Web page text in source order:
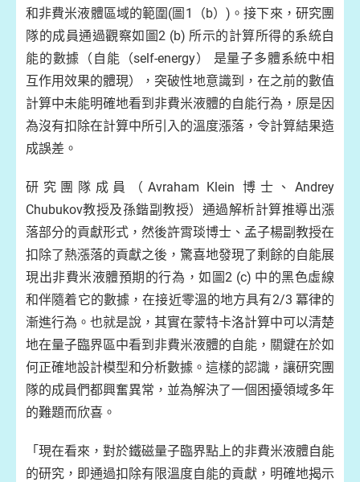
和非費米液體區域的範圍(圖1（b）)。接下來，研究團
隊的成員通過觀察如圖2 (b) 所示的計算所得的系統自
能的數據（自能（self-energy） 是量子多體系統中相
互作用效果的體現），突破性地意識到，在之前的數值
計算中未能明確地看到非費米液體的自能行為，原是因
為沒有扣除在計算中所引入的溫度漲落，令計算結果造
成誤差。
研究團隊成員（Avraham Klein 博士、Andrey
Chubukov教授及孫鍇副教授）通過解析計算推導出漲
落部分的貢獻形式，然後許霄琰博士、孟子楊副教授在
扣除了熱漲落的貢獻之後，驚喜地發現了剩餘的自能展
現出非費米液體預期的行為，如圖2 (c) 中的黑色虛線
和伴隨着它的數據，在接近零溫的地方具有2/3 冪律的
漸進行為。也就是說，其實在蒙特卡洛計算中可以清楚
地在量子臨界區中看到非費米液體的自能，關鍵在於如
何正確地設計模型和分析數據。這樣的認識，讓研究團
隊的成員們都興奮異常，並為解決了一個困擾領域多年
的難題而欣喜。
「現在看來，對於鐵磁量子臨界點上的非費米液體自能
的研究，即通過扣除有限溫度自能的貢獻，明確地揭示